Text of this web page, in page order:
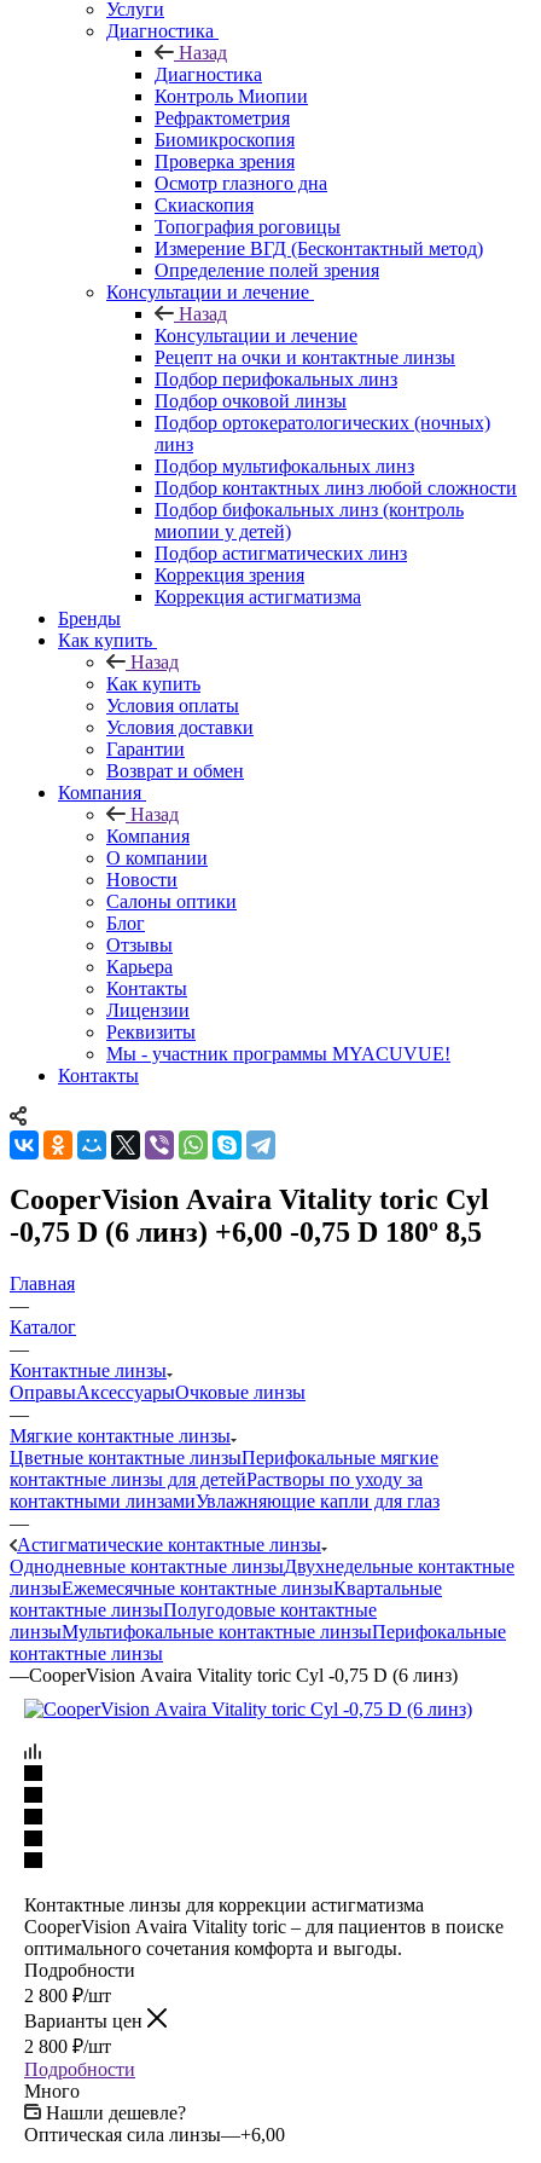
Услуги
Диагностика
Назад
Диагностика
Контроль Миопии
Рефрактометрия
Биомикроскопия
Проверка зрения
Осмотр глазного дна
Скиаскопия
Топография роговицы
Измерение ВГД (Бесконтактный метод)
Определение полей зрения
Консультации и лечение
Назад
Консультации и лечение
Рецепт на очки и контактные линзы
Подбор перифокальных линз
Подбор очковой линзы
Подбор ортокератологических (ночных)
линз
Подбор мультифокальных линз
Подбор контактных линз любой сложности
Подбор бифокальных линз (контроль
миопии у детей)
Подбор астигматических линз
Коррекция зрения
Коррекция астигматизма
Бренды
Как купить
Назад
Как купить
Условия оплаты
Условия доставки
Гарантии
Возврат и обмен
Компания
Назад
Компания
О компании
Новости
Салоны оптики
Блог
Отзывы
Карьера
Контакты
Лицензии
Реквизиты
Мы - участник программы MYACUVUE!
Контакты
CooperVision Аvaira Vitality toric Cyl
-0,75 D (6 линз) +6,00 -0,75 D 180º 8,5
Главная
—
Каталог
—
Контактные линзы
ОправыАксессуарыОчковые линзы
—
Мягкие контактные линзы
Цветные контактные линзыПерифокальные мягкие
контактные линзы для детейРастворы по уходу за
контактными линзамиУвлажняющие капли для глаз
—
Астигматические контактные линзы
Однодневные контактные линзыДвухнедельные контактные
линзыЕжемесячные контактные линзыКвартальные
контактные линзыПолугодовые контактные
линзыМультифокальные контактные линзыПерифокальные
контактные линзы
—CooperVision Аvaira Vitality toric Cyl -0,75 D (6 линз)
Контактные линзы для коррекции астигматизма
CooperVision Аvaira Vitality toric – для пациентов в поиске
оптимального сочетания комфорта и выгоды.
Подробности
2 800 ₽/шт
Варианты цен
2 800 ₽/шт
Подробности
Много
Нашли дешевле?
Оптическая сила линзы—+6,00